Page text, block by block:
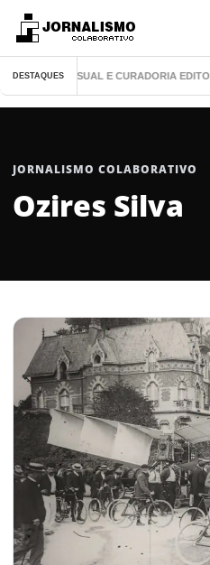
DESTAQUESVISUAL E CURADORIA
JORNALISMO COLABORATIVO
Ozires Silva